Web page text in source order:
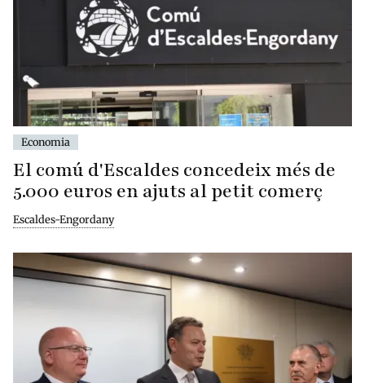
Economia
El comú d'Escaldes concedeix més de
5.000 euros en ajuts al petit comerç
Escaldes-Engordany